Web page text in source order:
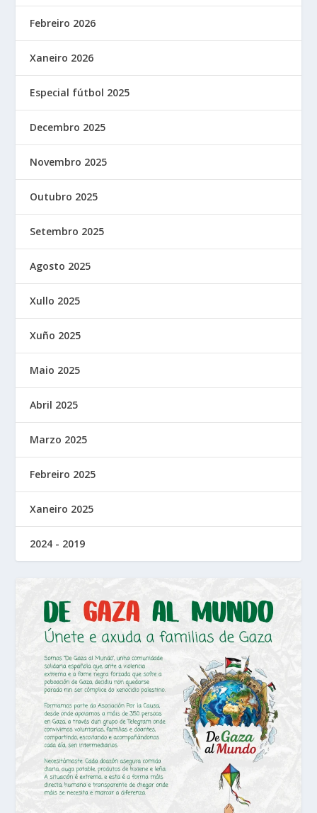
Febreiro 2026
Xaneiro 2026
Especial fútbol 2025
Decembro 2025
Novembro 2025
Outubro 2025
Setembro 2025
Agosto 2025
Xullo 2025
Xuño 2025
Maio 2025
Abril 2025
Marzo 2025
Febreiro 2025
Xaneiro 2025
2024 - 2019